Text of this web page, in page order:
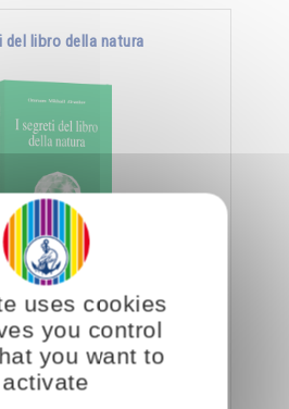
del libro della natura
leggere vuole dire
decifrare l’aspetto sottile e
e degli oggetti, nonché
14.00CHF
uses cookies
you control
you want to
activate